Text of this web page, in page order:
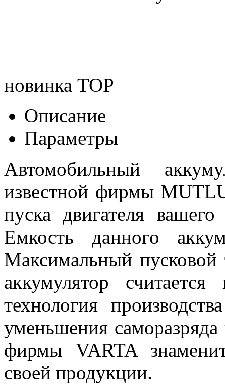
новинка TOP
Описание
Параметры
Автомобильный
известной фирмы
пуска двигателя
Емкость данного
Максимальный
аккумулятор
технология
уменьшения
фирмы VARTA
своей продукции.